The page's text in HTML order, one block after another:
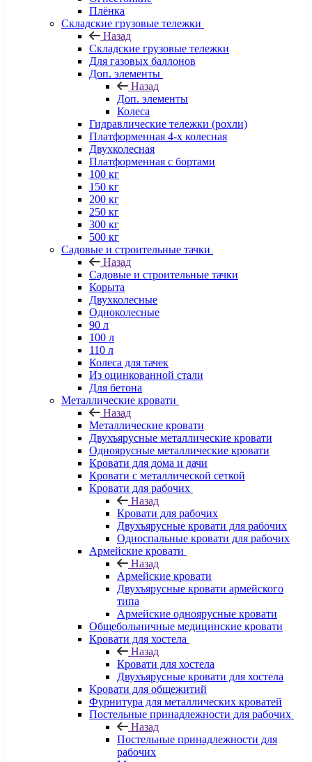
Плёнка
Складские грузовые тележки
Назад
Складские грузовые тележки
Для газовых баллонов
Доп. элементы
Назад
Доп. элементы
Колеса
Гидравлические тележки (рохли)
Платформенная 4-х колесная
Двухколесная
Платформенная с бортами
100 кг
150 кг
200 кг
250 кг
300 кг
500 кг
Садовые и строительные тачки
Назад
Садовые и строительные тачки
Корыта
Двухколесные
Одноколесные
90 л
100 л
110 л
Колеса для тачек
Из оцинкованной стали
Для бетона
Металлические кровати
Назад
Металлические кровати
Двухъярусные металлические кровати
Одноярусные металлические кровати
Кровати для дома и дачи
Кровати с металлической сеткой
Кровати для рабочих
Назад
Кровати для рабочих
Двухъярусные кровати для рабочих
Односпальные кровати для рабочих
Армейские кровати
Назад
Армейские кровати
Двухъярусные кровати армейского
типа
Армейские одноярусные кровати
Общебольничные медицинские кровати
Кровати для хостела
Назад
Кровати для хостела
Двухъярусные кровати для хостела
Кровати для общежитий
Фурнитура для металлических кроватей
Постельные принадлежности для рабочих
Назад
Постельные принадлежности для
рабочих